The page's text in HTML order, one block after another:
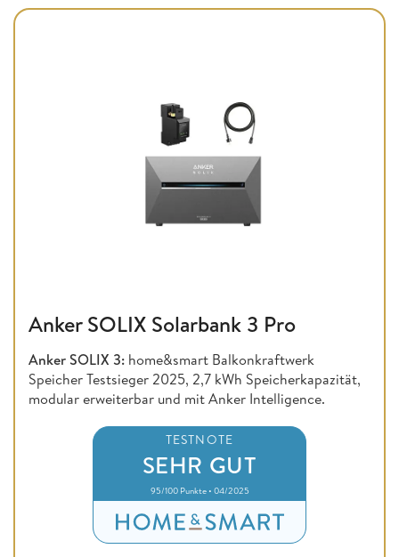
Anker SOLIX Solarbank 3 Pro
Anker SOLIX 3: home&smart Balkonkraftwerk
Speicher Testsieger 2025, 2,7 kWh Speicherkapazität,
modular erweiterbar und mit Anker Intelligence.
TESTNOTE
SEHR GUT
95/100 Punkte • 04/2025